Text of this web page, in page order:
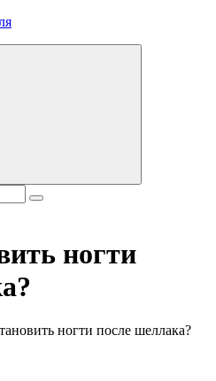
и долголетия. Гламурный журнал
ногти
ногти после шеллака?